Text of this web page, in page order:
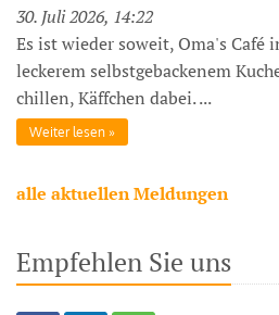
30. Juli 2026, 14:22
Es ist wieder soweit, Oma's Café
leckerem selbstgebackenem
chillen, Käffchen dabei. ...
Weiter lesen
alle aktuellen Meldungen
Empfehlen Sie uns